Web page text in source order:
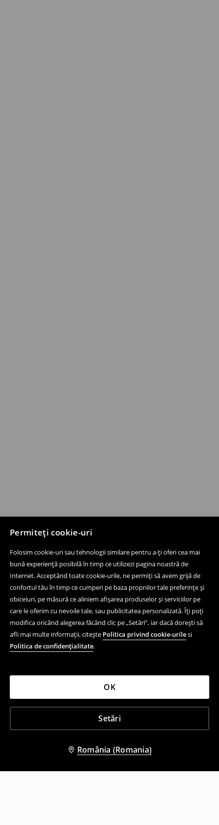
Permiteți cookie-uri
Folosim cookie-uri sau tehnologii similare pentru a-ți oferi cea mai
bună experiență posibilă în timp ce utilizezi pagina noastră de
Internet. Acceptând toate cookie-urile, ne permiți să avem grijă de
confortul tău în timp ce cumperi pe baza propriilor tale preferințe și
obiceiuri, pe măsură ce aliniem afișarea produselor și serviciilor pe
care le oferim cu nevoile tale, sau publicitatea personalizată. Îți poți
modifica oricând alegerea făcând clic pe „Setări”, iar dacă dorești să
afli mai multe informații, citește Politica privind cookie-urilesi
Politica de confidențialitate.
Setări
OK
România (Romania)